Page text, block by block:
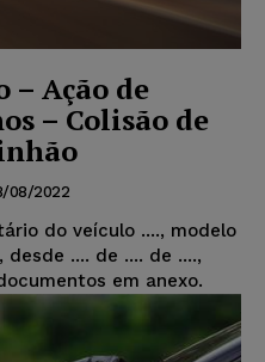
– Ação de
– Colisão de
08/2022
do veículo ...., modelo
desde .... de .... de ....,
em anexo.